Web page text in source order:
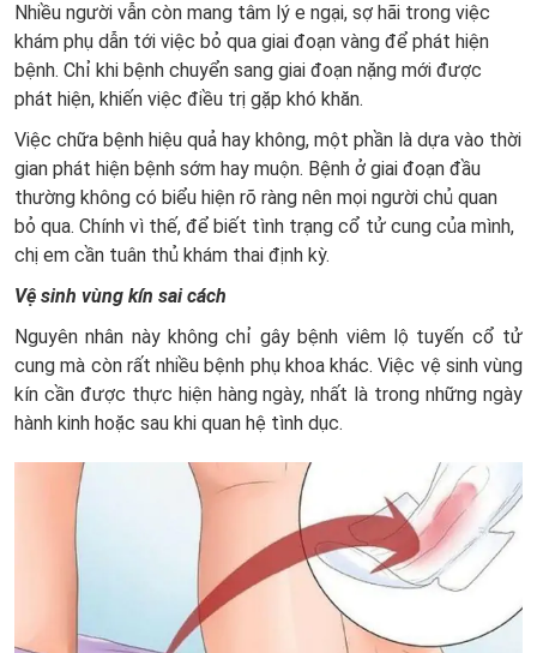
Nhiều người vẫn còn mang tâm lý e ngại, sợ hãi trong việc
khám phụ dẫn tới việc bỏ qua giai đoạn vàng để phát hiện
bệnh. Chỉ khi bệnh chuyển sang giai đoạn nặng mới được
phát hiện, khiến việc điều trị gặp khó khăn.
Việc chữa bệnh hiệu quả hay không, một phần là dựa vào thời
gian phát hiện bệnh sớm hay muộn. Bệnh ở giai đoạn đầu
thường không có biểu hiện rõ ràng nên mọi người chủ quan
bỏ qua. Chính vì thế, để biết tình trạng cổ tử cung của mình,
chị em cần tuân thủ khám thai định kỳ.
Vệ sinh vùng kín sai cách
Nguyên nhân này không chỉ gây bệnh viêm lộ tuyến cổ tử
cung mà còn rất nhiều bệnh phụ khoa khác. Việc vệ sinh vùng
kín cần được thực hiện hàng ngày, nhất là trong những ngày
hành kinh hoặc sau khi quan hệ tình dục.